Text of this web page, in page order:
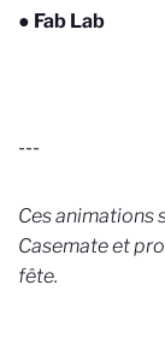
● Fab Lab
---
Ces animations
Casemate et
fête.